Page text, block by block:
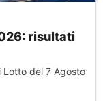
risultati
Lotto del 7 Agosto